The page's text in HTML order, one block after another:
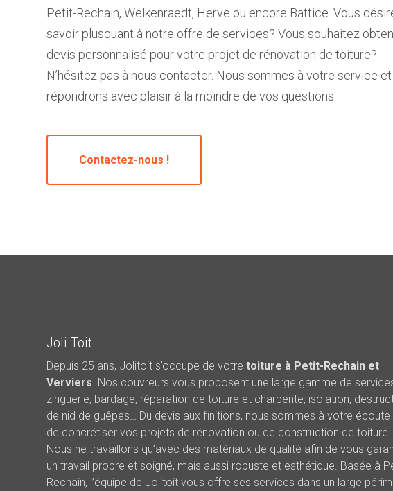
Petit-Rechain, Welkenraedt, Herve ou encore Battice. Vous
savoir plusquant à notre offre de services? Vous souhaitez
devis personnalisé pour votre projet de rénovation de toiture?
N’hésitez pas à nous contacter. Nous sommes à votre service et
répondrons avec plaisir à la moindre de vos questions.
Contactez-nous !
Joli Toit
Depuis 25 ans, Jolitoit s’occupe de votretoiture à Petit-Rechain et
Verviers. Nos couvreurs vous proposent une large gamme de
zinguerie, bardage, réparation de toiture et charpente, isolation,
de nid de guêpes… Du devis aux finitions, nous sommes à votre écoute
de concrétiser vos projets de rénovation ou de construction de toiture.
Nous ne travaillons qu’avec des matériaux de qualité afin de vous
un travail propre et soigné, mais aussi robuste et esthétique. Basée à
Rechain, l’équipe de Jolitoit vous offre ses services dans un large